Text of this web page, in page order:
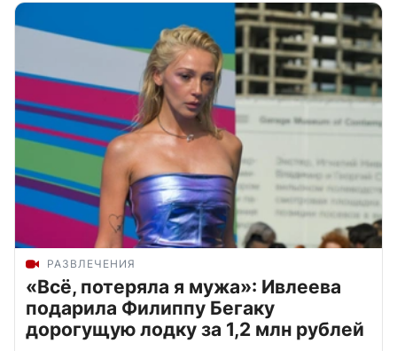
РАЗВЛЕЧЕНИЯ
«Всё, потеряла я мужа»: Ивлеева
подарила Филиппу Бегаку
дорогущую лодку за 1,2 млн рублей